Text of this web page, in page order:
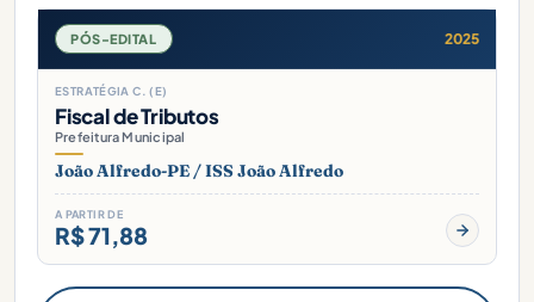
PÓS-EDITAL 2025
ESTRATÉGIA C. (E)
Fiscal de Tributos
Prefeitura Municipal
João Alfredo-PE / ISS João Alfredo
A PARTIR DE
R$ 71,88